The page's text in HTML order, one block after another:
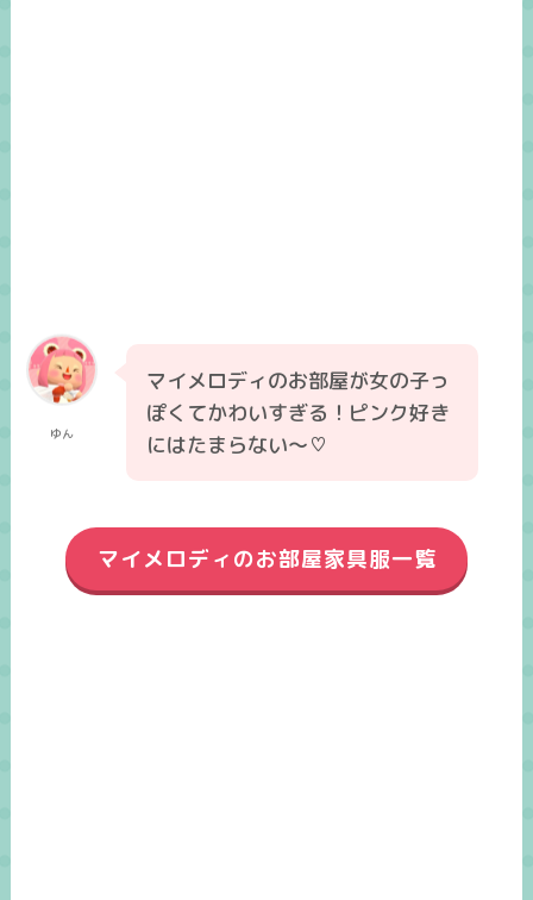
ゆん
マイメロディのお部屋が女の子っ
ぽくてかわいすぎる！ピンク好き
にはたまらない～♡
マイメロディのお部屋家具服一覧